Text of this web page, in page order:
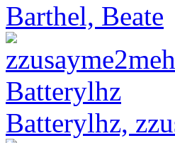
Barthel, Beate
Batterylhz,